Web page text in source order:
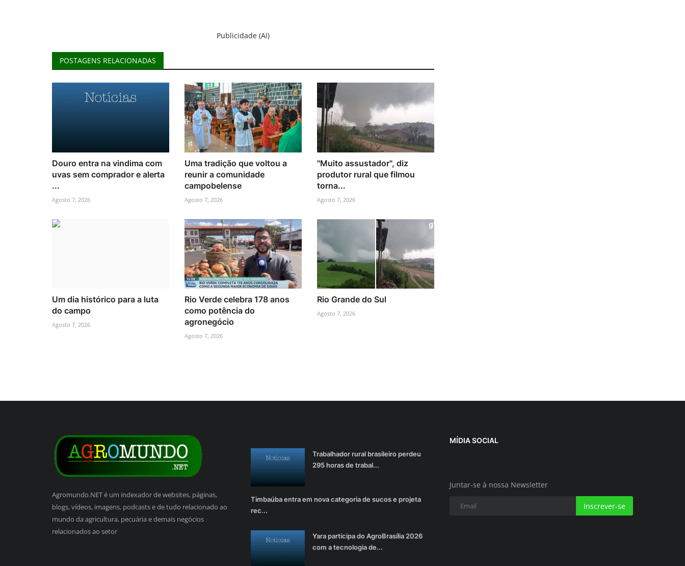
Publicidade (AI)
POSTAGENS RELACIONADAS
Douro entra na vindima com
uvas sem comprador e alerta
...
Agosto 7, 2026
Uma tradição que voltou a
reunir a comunidade
campobelense
Agosto 7, 2026
"Muito assustador", diz
produtor rural que filmou
torna...
Agosto 7, 2026
Um dia histórico para a luta
do campo
Agosto 7, 2026
Rio Verde celebra 178 anos
como potência do
agronegócio
Agosto 7, 2026
Rio Grande do Sul
Agosto 7, 2026
Agromundo.NET é um indexador de websites, páginas,
blogs, vídeos, imagens, podcasts e de tudo relacionado ao
mundo da agricultura, pecuária e demais negócios
relacionados ao setor
Trabalhador rural brasileiro perdeu
295 horas de trabal...
Timbaúba entra em nova categoria de sucos e projeta
rec...
Yara participa do AgroBrasília 2026
com a tecnologia de...
MÍDIA SOCIAL
Juntar-se à nossa Newsletter
Inscrever-se